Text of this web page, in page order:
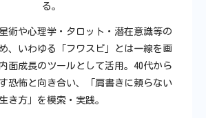
る。
術や心理学・タロット・潜在意識等の
、いわゆる「フワスピ」とは一線を画
面成長のツールとして活用。40代から
恐怖と向き合い、「肩書きに頼らない
き方」を模索・実践。